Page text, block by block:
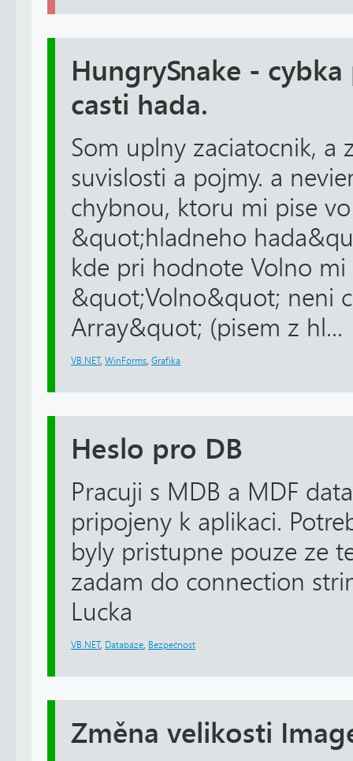
HungrySnake -
casti hada.
Som uplny zaciatocnik, a
suvislosti a pojmy. a
chybnou, ktoru mi pise
&quot;hladneho
kde pri hodnote Volno
&quot;Volno&quot; neni
Array&quot; (pisem z hl...
VB.NET, WinForms Grafika
Heslo pro DB
Pracuji s MDB a MDF
pripojeny k aplikaci.
byly pristupne pouze ze
zadam do connection
Lucka
VB.NET, Databáze Bezpečnost
Změna velikosti